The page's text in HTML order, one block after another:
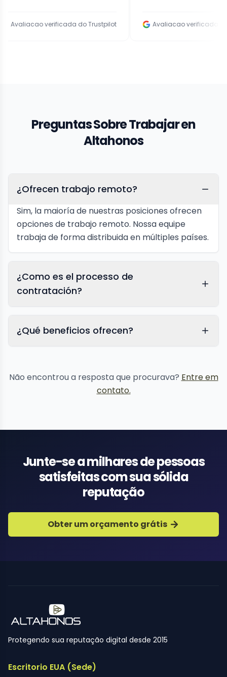
verificada do Trustpilot Avaliacao verificada do
Preguntas Sobre Trabajar en
Altahonos
¿Ofrecen trabajo remoto?
Sim, la maioría de nuestras posiciones ofrecen
opciones de trabajo remoto. Nossa equipe
trabaja de forma distribuida en múltiples países.
¿Como es el processo de
contratación?
¿Qué beneficios ofrecen?
Não encontrou a resposta que procurava? Entre em
contato.
Junte-se a milhares de pessoas
satisfeitas com sua sólida
reputação
Obter um orçamento grátis
Protegendo sua reputação digital desde 2015
Escritorio EUA (Sede)